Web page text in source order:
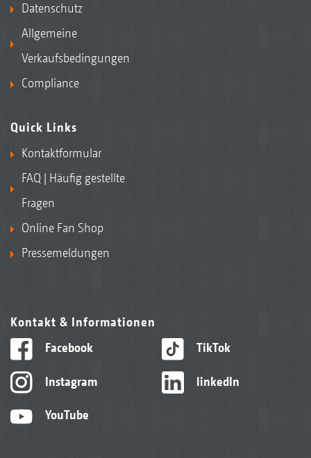
Datenschutz
Allgemeine
Verkaufsbedingungen
Compliance
Quick Links
Kontaktformular
FAQ | Häufig gestellte
Fragen
Online Fan Shop
Pressemeldungen
Kontakt & Informationen
Facebook
Instagram
YouTube
TikTok
linkedIn